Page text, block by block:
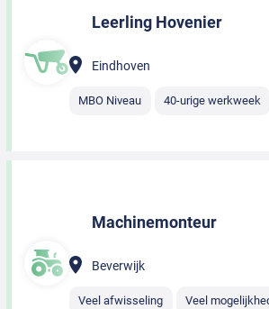
Leerling Hovenier
Eindhoven
MBO Niveau 40-urige werkweek
Machinemonteur
Beverwijk
Veel afwisseling Veel